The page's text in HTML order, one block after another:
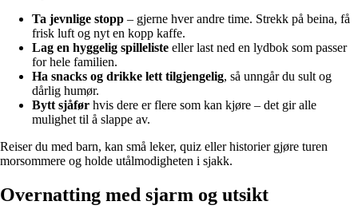
Ta jevnlige stopp – gjerne hver andre time. Strekk på beina, få
frisk luft og nyt en kopp kaffe.
Lag en hyggelig spilleliste eller last ned en lydbok som passer
for hele familien.
Ha snacks og drikke lett tilgjengelig, så unngår du sult og
dårlig humør.
Bytt sjåfør hvis dere er flere som kan kjøre – det gir alle
mulighet til å slappe av.
Reiser du med barn, kan små leker, quiz eller historier gjøre turen
morsommere og holde utålmodigheten i sjakk.
Overnatting med sjarm og utsikt